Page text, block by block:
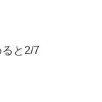
と2/7